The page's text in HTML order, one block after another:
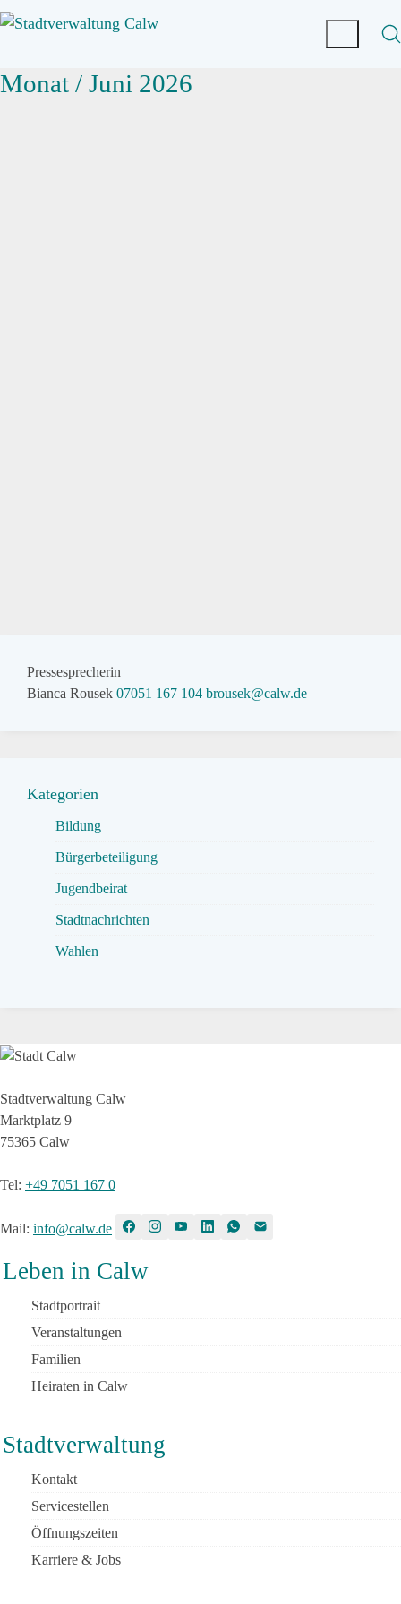
Monat / Juni 2026
Pressesprecherin
Bianca Rousek 07051 167 104 brousek@calw.de
Kategorien
Bildung
Bürgerbeteiligung
Jugendbeirat
Stadtnachrichten
Wahlen
Stadtverwaltung Calw
Marktplatz 9
75365 Calw
Tel: +49 7051 167 0
Mail: info@calw.de
Leben in Calw
Stadtportrait
Veranstaltungen
Familien
Heiraten in Calw
Stadtverwaltung
Kontakt
Servicestellen
Öffnungszeiten
Karriere & Jobs